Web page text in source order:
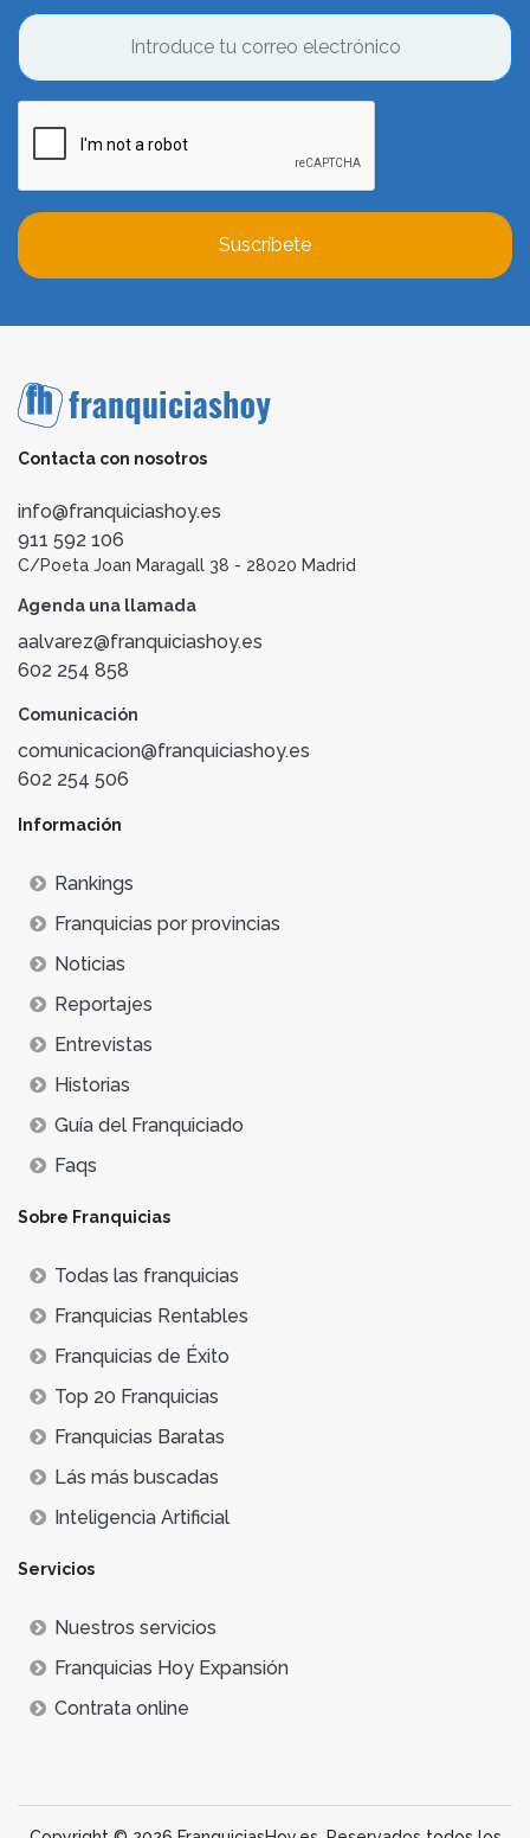
Suscríbete
Contacta con nosotros
info@franquiciashoy.es
911 592 106
C/Poeta Joan Maragall 38 - 28020 Madrid
Agenda una llamada
aalvarez@franquiciashoy.es
602 254 858
Comunicación
comunicacion@franquiciashoy.es
602 254 506
Información
Rankings
Franquicias por provincias
Noticias
Reportajes
Entrevistas
Historias
Guía del Franquiciado
Faqs
Sobre Franquicias
Todas las franquicias
Franquicias Rentables
Franquicias de Éxito
Top 20 Franquicias
Franquicias Baratas
Lás más buscadas
Inteligencia Artificial
Servicios
Nuestros servicios
Franquicias Hoy Expansión
Contrata online